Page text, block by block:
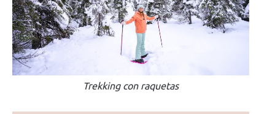
Trekking con raquetas